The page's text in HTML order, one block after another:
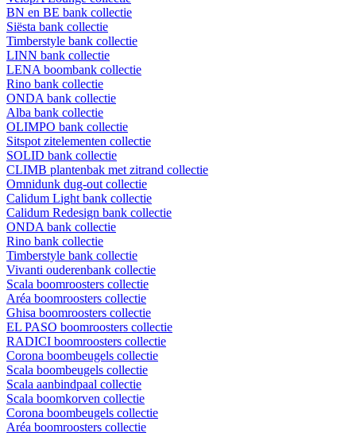
BN en BE bank collectie
Siësta bank collectie
Timberstyle bank collectie
LINN bank collectie
LENA boombank collectie
Rino bank collectie
ONDA bank collectie
Alba bank collectie
OLIMPO bank collectie
Sitspot zitelementen collectie
SOLID bank collectie
CLIMB plantenbak met zitrand collectie
Omnidunk dug-out collectie
Calidum Light bank collectie
Calidum Redesign bank collectie
ONDA bank collectie
Rino bank collectie
Timberstyle bank collectie
Vivanti ouderenbank collectie
Scala boomroosters collectie
Aréa boomroosters collectie
Ghisa boomroosters collectie
EL PASO boomroosters collectie
RADICI boomroosters collectie
Corona boombeugels collectie
Scala boombeugels collectie
Scala aanbindpaal collectie
Scala boomkorven collectie
Corona boombeugels collectie
Aréa boomroosters collectie